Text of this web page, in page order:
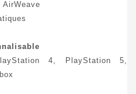
AirWeave
4, PlayStation 5,